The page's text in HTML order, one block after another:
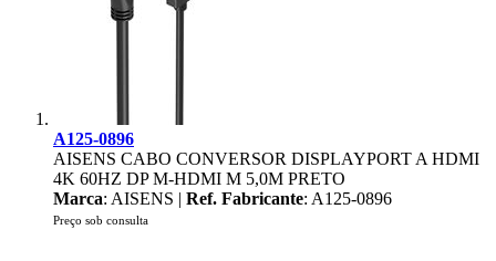
A125-0896
AISENS CABO CONVERSOR DISPLAYPORT A HDMI
4K 60HZ DP M-HDMI M 5,0M PRETO
Marca: AISENS | Ref. Fabricante: A125-0896
Preço sob consulta